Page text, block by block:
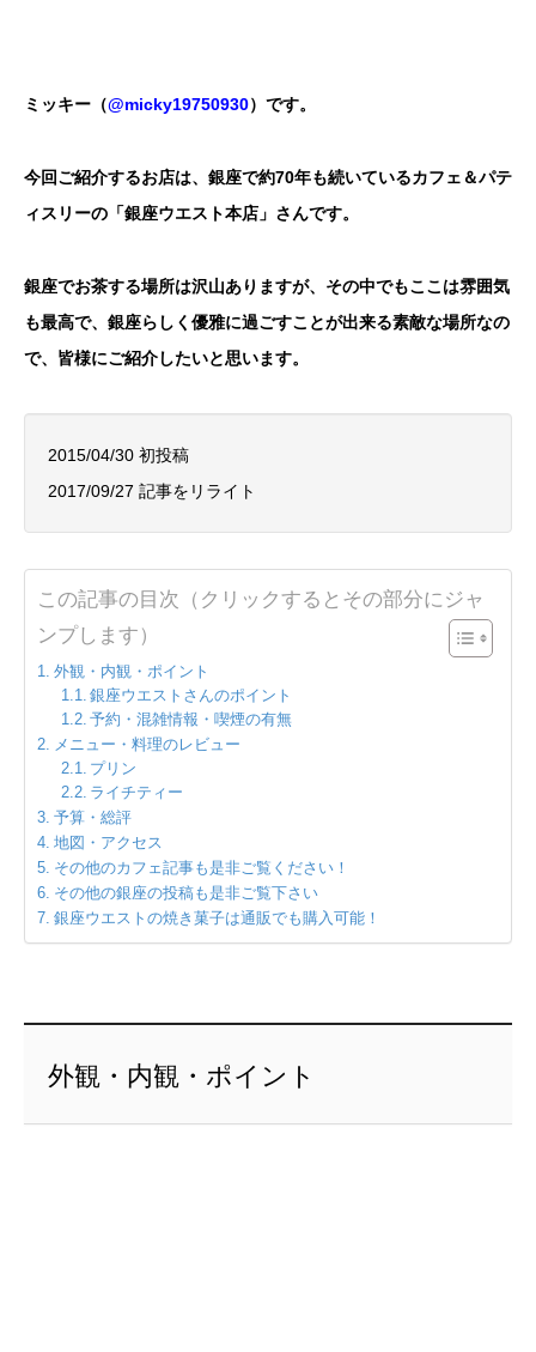
ミッキー（@micky19750930）です。
今回ご紹介するお店は、銀座で約70年も続いているカフェ＆パテ
ィスリーの「銀座ウエスト本店」さんです。
銀座でお茶する場所は沢山ありますが、その中でもここは雰囲気
も最高で、銀座らしく優雅に過ごすことが出来る素敵な場所なの
で、皆様にご紹介したいと思います。
2015/04/30 初投稿
2017/09/27 記事をリライト
この記事の目次（クリックするとその部分にジャ
ンプします）
外観・内観・ポイント
銀座ウエストさんのポイント
予約・混雑情報・喫煙の有無
メニュー・料理のレビュー
プリン
ライチティー
予算・総評
地図・アクセス
その他のカフェ記事も是非ご覧ください！
その他の銀座の投稿も是非ご覧下さい
銀座ウエストの焼き菓子は通販でも購入可能！
外観・内観・ポイント